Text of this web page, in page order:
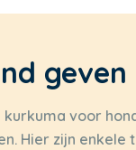
geven
voor
Hier zijn enkele